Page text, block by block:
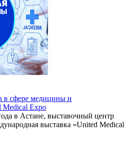
в сфере медицины и
Medical Expo
в Астане, выставочный центр
выставка «United Medical